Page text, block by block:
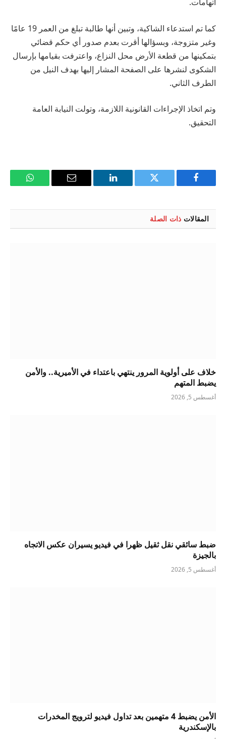
كما تم استدعاء الشاكية، وتبين أنها طالبة تبلغ من العمر 19 عامًا
وغير متزوجة، وبسؤالها أقرت بعدم صدور أي حكم قضائي
بتمكينها من قطعة الأرض محل النزاع، واعترفت بقيامها بإرسال
الشكوى لنشرها على الصفحة المشار إليها بهدف النيل من
الطرف الثاني.
وتم اتخاذ الإجراءات القانونية اللازمة، وتولت النيابة العامة
التحقيق.
فيسبوك تويتر لينكدإن
البريد
واتساب
المقالات ذات الصلة
خلاف على أولوية المرور ينتهي باعتداء في الأميرية.. والأمن
يضبط المتهم
أغسطس 5, 2026
ضبط سائقي نقل ثقيل ظهرا في فيديو يسيران عكس الاتجاه
بالجيزة
أغسطس 5, 2026
الأمن يضبط 4 متهمين بعد تداول فيديو لترويج المخدرات
بالإسكندرية